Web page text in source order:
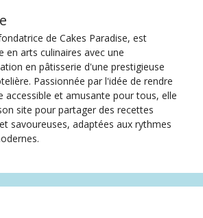
de Cakes Paradise, est
en arts culinaires avec une
en pâtisserie d'une prestigieuse
Passionnée par l'idée de rendre
accessible et amusante pour tous, elle
site pour partager des recettes
savoureuses, adaptées aux rythmes